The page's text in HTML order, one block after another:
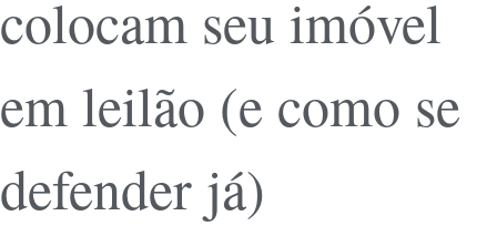
colocam seu imóvel
em leilão (e como se
defender já)